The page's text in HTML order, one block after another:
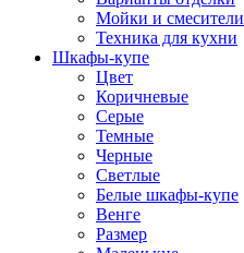
Мойки и смесители
Техника для кухни
Шкафы-купе
Цвет
Коричневые
Серые
Темные
Черные
Светлые
Белые шкафы-купе
Венге
Размер